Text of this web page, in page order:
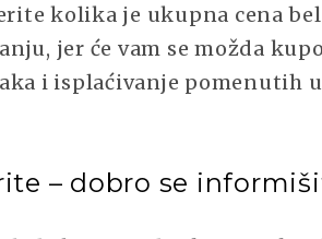
kolika je ukupna cena
jer će vam se možda
i isplaćivanje pomenutih
– dobro se